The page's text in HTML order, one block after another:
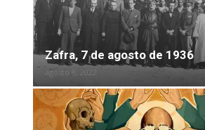
Zafra, 7 de agosto de 1936
agosto 8, 2022